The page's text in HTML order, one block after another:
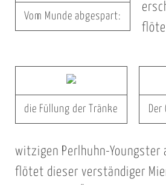
Vom Munde abgespart:
die Füllung der Tränke
witzigen Perlhuhn-Youngster
flötet dieser verständiger